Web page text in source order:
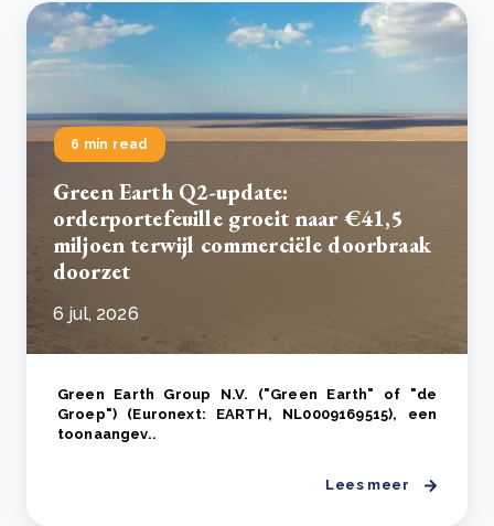
6 min read
Green Earth Q2-update:
orderportefeuille groeit naar €41,5
miljoen terwijl commerciële doorbraak
doorzet
6 jul, 2026
Green Earth Group N.V. ("Green Earth" of "de
Groep") (Euronext: EARTH, NL0009169515), een
toonaangev..
Lees meer